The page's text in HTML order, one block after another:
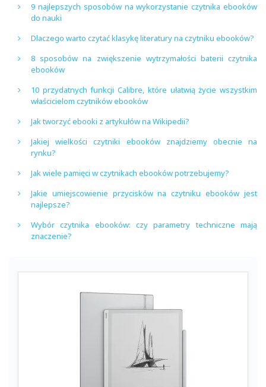
9 najlepszych sposobów na wykorzystanie czytnika ebooków
do nauki
Dlaczego warto czytać klasykę literatury na czytniku ebooków?
8 sposobów na zwiększenie wytrzymałości baterii czytnika
ebooków
10 przydatnych funkcji Calibre, które ułatwią życie wszystkim
właścicielom czytników ebooków
Jak tworzyć ebooki z artykułów na Wikipedii?
Jakiej wielkości czytniki ebooków znajdziemy obecnie na
rynku?
Jak wiele pamięci w czytnikach ebooków potrzebujemy?
Jakie umiejscowienie przycisków na czytniku ebooków jest
najlepsze?
Wybór czytnika ebooków: czy parametry techniczne mają
znaczenie?